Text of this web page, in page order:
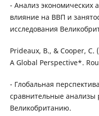
- Анализ экономических
влияние на ВВП и
исследования
Prideaux, B., & Cooper, C.
A Global Perspective*.
- Глобальная
сравнительные анализы
Великобританию.